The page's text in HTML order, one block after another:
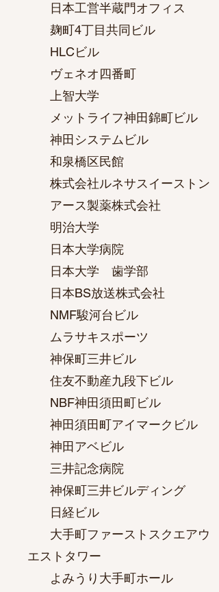
日本工営半蔵門オフィス
麹町4丁目共同ビル
HLCビル
ヴェネオ四番町
上智大学
メットライフ神田錦町ビル
神田システムビル
和泉橋区民館
株式会社ルネサスイーストン
アース製薬株式会社
明治大学
日本大学病院
日本大学 歯学部
日本BS放送株式会社
NMF駿河台ビル
ムラサキスポーツ
神保町三井ビル
住友不動産九段下ビル
NBF神田須田町ビル
神田須田町アイマークビル
神田アベビル
三井記念病院
神保町三井ビルディング
日経ビル
大手町ファーストスクエアウ
エストタワー
よみうり大手町ホール